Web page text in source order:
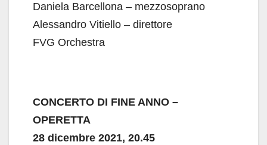
Daniela Barcellona – mezzosoprano
Alessandro Vitiello – direttore
FVG Orchestra
CONCERTO DI FINE ANNO –
OPERETTA
28 dicembre 2021, 20.45